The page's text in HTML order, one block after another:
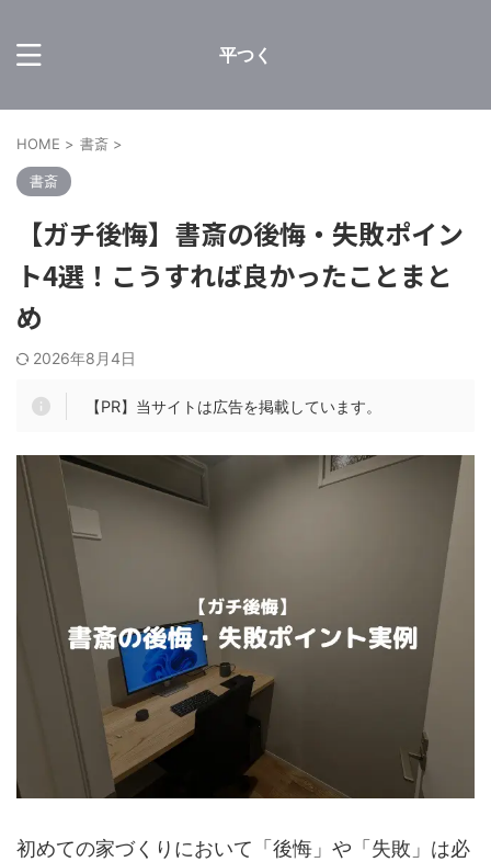
平つく
HOME > 書斎 >
書斎
【ガチ後悔】書斎の後悔・失敗ポイン
ト4選！こうすれば良かったことまと
め
2026年8月4日
【PR】当サイトは広告を掲載しています。
初めての家づくりにおいて「後悔」や「失敗」は必